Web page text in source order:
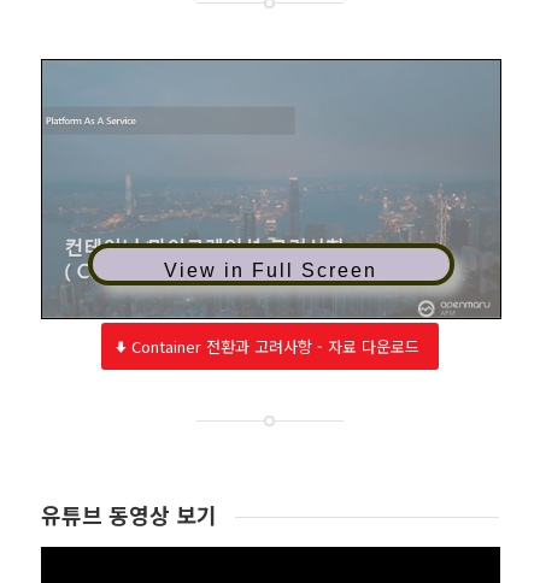
View in Full Screen
Container 전환과 고려사항 - 자료 다운로드
유튜브 동영상 보기